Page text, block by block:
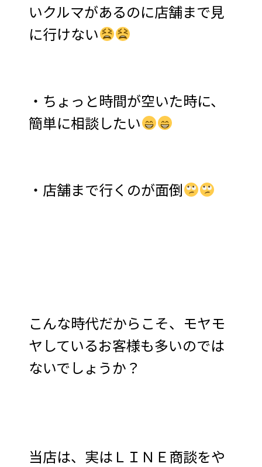
いクルマがあるのに店舗まで見
に行けない
・ちょっと時間が空いた時に、
簡単に相談したい
・店舗まで行くのが面倒
こんな時代だからこそ、モヤモ
ヤしているお客様も多いのでは
ないでしょうか？
当店は、実はＬＩＮＥ商談をや